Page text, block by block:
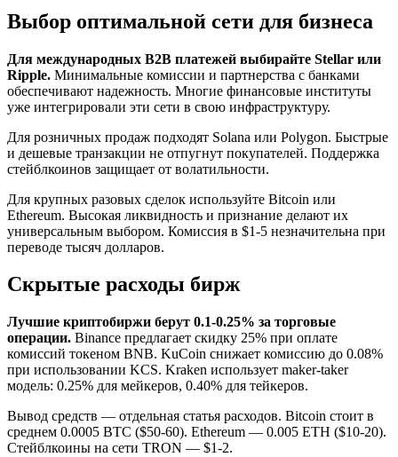
Выбор оптимальной сети для бизнеса
Для международных B2B платежей выбирайте Stellar или
Ripple. Минимальные комиссии и партнерства с банками
обеспечивают надежность. Многие финансовые институты
уже интегрировали эти сети в свою инфраструктуру.
Для розничных продаж подходят Solana или Polygon. Быстрые
и дешевые транзакции не отпугнут покупателей. Поддержка
стейблкоинов защищает от волатильности.
Для крупных разовых сделок используйте Bitcoin или
Ethereum. Высокая ликвидность и признание делают их
универсальным выбором. Комиссия в $1-5 незначительна при
переводе тысяч долларов.
Скрытые расходы бирж
Лучшие криптобиржи берут 0.1-0.25% за торговые
операции. Binance предлагает скидку 25% при оплате
комиссий токеном BNB. KuCoin снижает комиссию до 0.08%
при использовании KCS. Kraken использует maker-taker
модель: 0.25% для мейкеров, 0.40% для тейкеров.
Вывод средств — отдельная статья расходов. Bitcoin стоит в
среднем 0.0005 BTC ($50-60). Ethereum — 0.005 ETH ($10-20).
Стейблкоины на сети TRON — $1-2.